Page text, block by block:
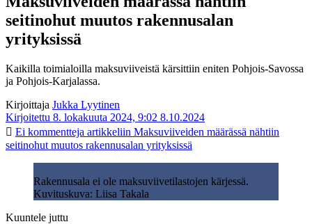
seitinohut muutos rakennusalan
yrityksissä
Kaikilla toimialoilla maksuviiveistä kärsittiin eniten Pohjois-Savossa
ja Pohjois-Karjalassa.
Kirjoittaja Jukka Lyytinen
Kirjoitettu 8. lokakuuta 2024, 9:02 8.10.2024
Ei kommentteja artikkeliin Maksuviiveiden määrässä nähtiin
seitinohut muutos rakennusalan yrityksissä
Rakennusala ei ole maksuviivetilastojen kärjessä.
Kuvituskuva: Liisa Takala
Kuuntele juttu